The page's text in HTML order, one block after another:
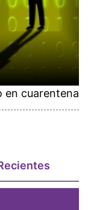
en cuarentena